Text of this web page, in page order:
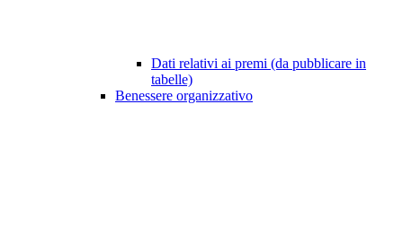
Dati relativi ai premi (da pubblicare in
tabelle)
Benessere organizzativo